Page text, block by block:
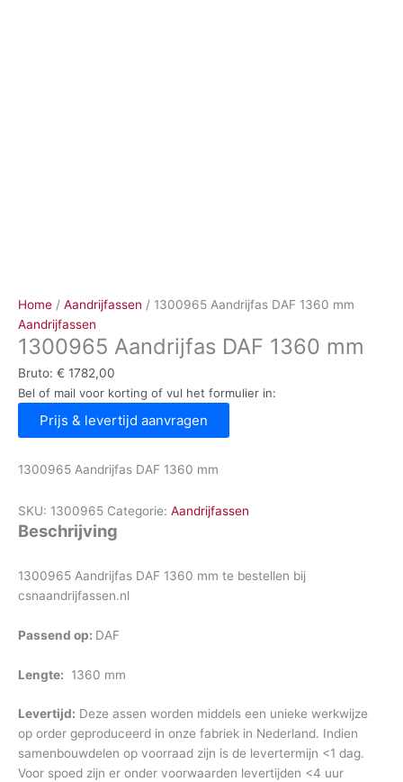
Home / Aandrijfassen / 1300965 Aandrijfas DAF 1360 mm
Aandrijfassen
1300965 Aandrijfas DAF 1360 mm
Bruto: € 1782,00
Bel of mail voor korting of vul het formulier in:
Prijs & levertijd aanvragen
1300965 Aandrijfas DAF 1360 mm
SKU: 1300965 Categorie: Aandrijfassen
Beschrijving
1300965 Aandrijfas DAF 1360 mm te bestellen bij
csnaandrijfassen.nl
Passend op: DAF
Lengte: 1360 mm
Levertijd: Deze assen worden middels een unieke werkwijze
op order geproduceerd in onze fabriek in Nederland. Indien
samenbouwdelen op voorraad zijn is de levertermijn <1 dag.
Voor spoed zijn er onder voorwaarden levertijden <4 uur